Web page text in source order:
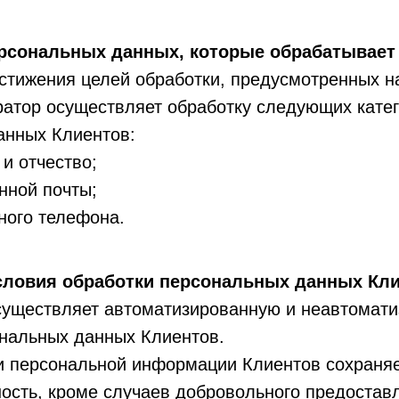
данных, которые
целей обработки, предусмотренных
осуществляет обработку следующих
Клиентов:
отчество;
почты;
телефона.
обработки персональных данных
автоматизированную и
данных Клиентов.
информации Клиентов
кроме случаев добровольного